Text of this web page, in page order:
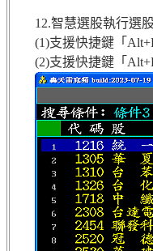
12.智慧選股執行選
(1)支援快捷鍵「
(2)支援快捷鍵「